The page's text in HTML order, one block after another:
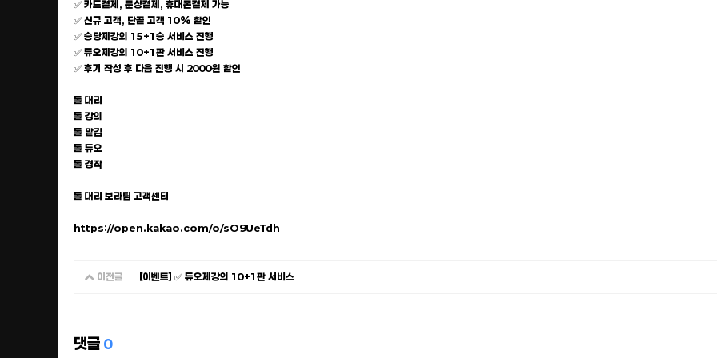
✅ 카드결제, 문상결제, 휴대폰결제 가능
✅ 신규 고객, 단골 고객 10% 할인
✅ 승당제강의 15+1승 서비스 진행
✅ 듀오제강의 10+1판 서비스 진행
✅ 후기 작성 후 다음 진행 시 2000원 할인
롤 대리
롤 강의
롤 맡김
롤 듀오
롤 경작
롤 대리 보라팀 고객센터
https://open.kakao.com/o/sO9UeTdh
이전글 [이벤트] ✅ 듀오제강의 10+1판 서비스
댓글 0